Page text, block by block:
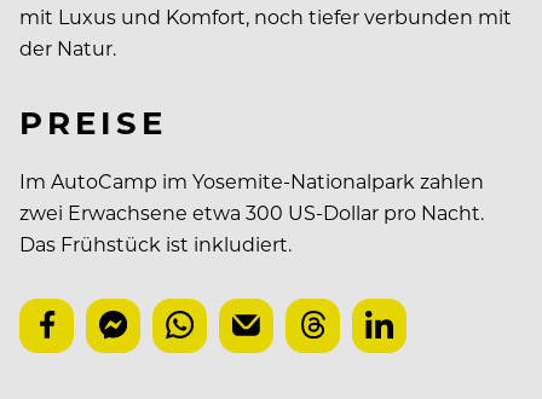
mit Luxus und Komfort, noch tiefer verbunden mit
der Natur.
PREISE
Im AutoCamp im Yosemite-Nationalpark zahlen
zwei Erwachsene etwa 300 US-Dollar pro Nacht.
Das Frühstück ist inkludiert.